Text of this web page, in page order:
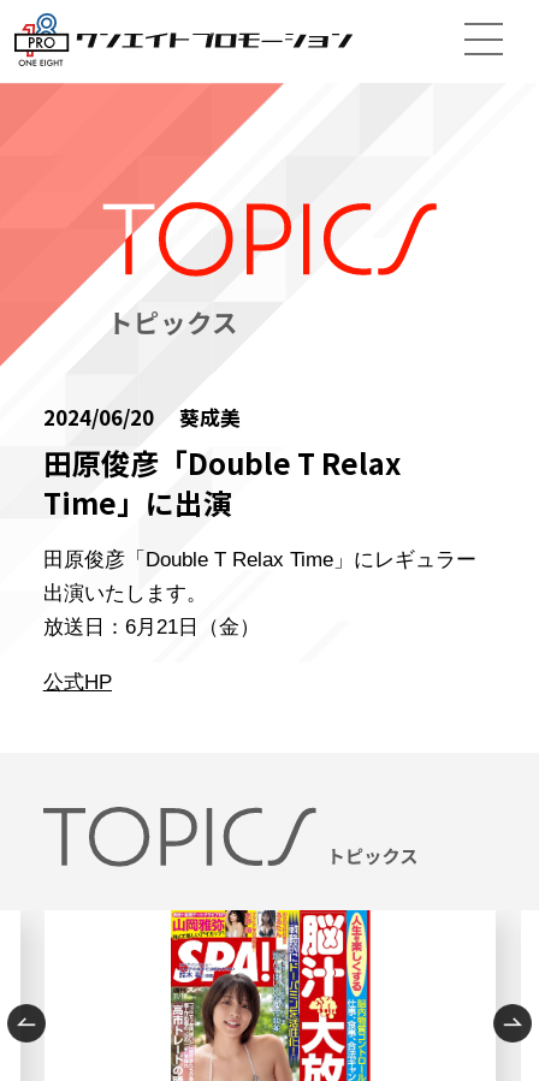
トピックス
2024/06/20 葵成美
田原俊彦「Double T Relax
Time」に出演
田原俊彦「Double T Relax Time」にレギュラー
出演いたします。
放送日：6月21日（金）
公式HP